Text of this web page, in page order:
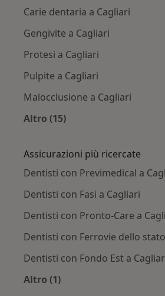
Carie dentaria a Cagliari
Gengivite a Cagliari
Protesi a Cagliari
Pulpite a Cagliari
Malocclusione a Cagliari
Altro (15)
Assicurazioni più ricercate
Dentisti con Previmedical a
Dentisti con Fasi a Cagliari
Dentisti con Pronto-Care a
Dentisti con Ferrovie dello
Dentisti con Fondo Est a
Altro (1)